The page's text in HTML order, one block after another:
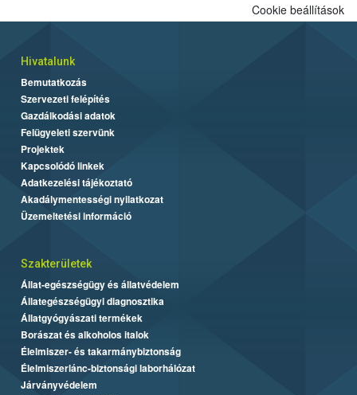
Cookie beállítások
Hivatalunk
Bemutatkozás
Szervezeti felépítés
Gazdálkodási adatok
Felügyeleti szervünk
Projektek
Kapcsolódó linkek
Adatkezelési tájékoztató
Akadálymentességi nyilatkozat
Üzemeltetési információ
Szakterületek
Állat-egészségügy és állatvédelem
Állategészségügyi diagnosztika
Állatgyógyászati termékek
Borászat és alkoholos italok
Élelmiszer- és takarmánybiztonság
Élelmiszerlánc-biztonsági laborhálózat
Járványvédelem